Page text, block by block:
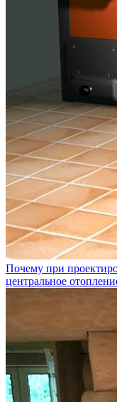
Почему при
центральное